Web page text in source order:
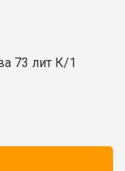
73 лит К/1